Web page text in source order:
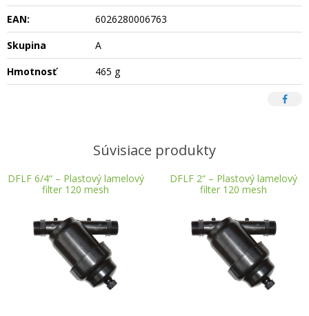
EAN:
6026280006763
Skupina
A
Hmotnosť
465 g
Súvisiace produkty
DFLF 6/4“ – Plastový lamelový
filter 120 mesh
DFLF 2“ – Plastový lamelový
filter 120 mesh